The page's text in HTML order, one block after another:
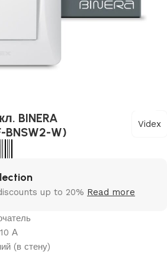
BINERA
W)
Videx
up to 20% Read more
10 А
(в стену)